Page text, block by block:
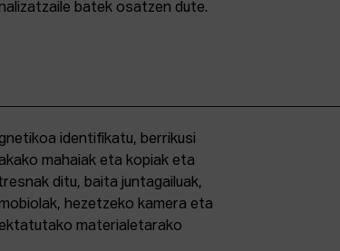
batek osatzen dute.
identifikatu, berrikusi
mahaiak eta kopiak eta
ditu, baita juntagailuak,
hezetzeko kamera eta
materialetarako